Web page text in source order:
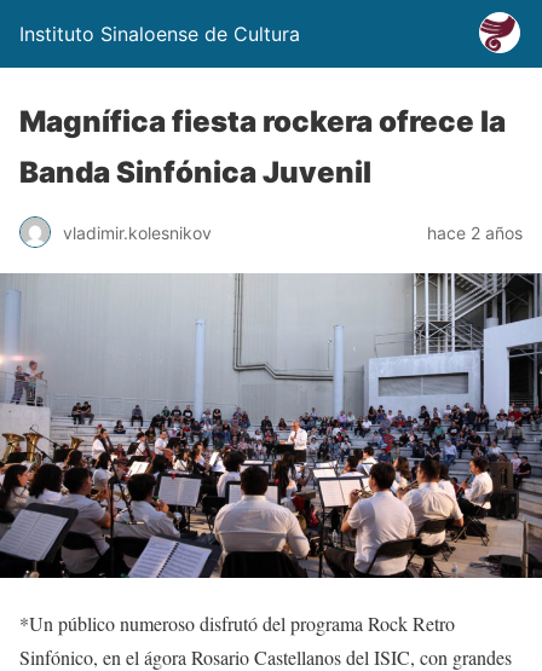
Instituto Sinaloense de Cultura
Magnífica fiesta rockera ofrece la
Banda Sinfónica Juvenil
vladimir.kolesnikov hace 2 años
*Un público numeroso disfrutódel programa Rock Retro
Sinfónico, en el ágora Rosario Castellanos del ISIC, con grandes